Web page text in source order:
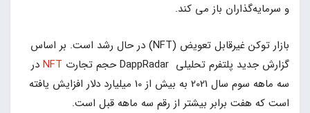
و سرمایه‌گذاران باز می کند.
بازار توکن غیرقابل تعویض (NFT) در حال رشد است. بر اساس
گزارش جدید پلتفرم تحلیلی DappRadar حجم تجارت
NFT در
سه ماهه سوم سال 2021 به بیش از 10 میلیارد دلار افزایش یافته
است که هفت برابر بیشتر از رقم سه ماهه قبل است.